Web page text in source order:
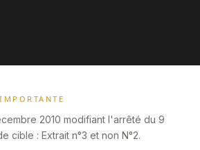
2010 modifiant l'arrêté du 9
cible : Extrait n°3 et non N°2.